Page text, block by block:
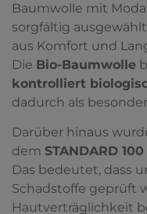
Baumwolle mit
sorgfältig
aus Komfort und
Die Bio-Baumwolle
kontrolliert
dadurch als
Darüber hinaus
dem STANDARD
Das bedeutet, dass
Schadstoffe geprüft
Hautverträglichkeit